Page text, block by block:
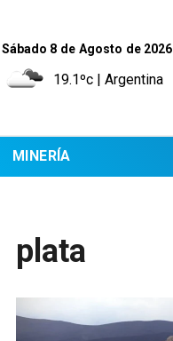
Sábado 8 de Agosto de 2026
19.1ºc | Argentina
MINERÍA
plata